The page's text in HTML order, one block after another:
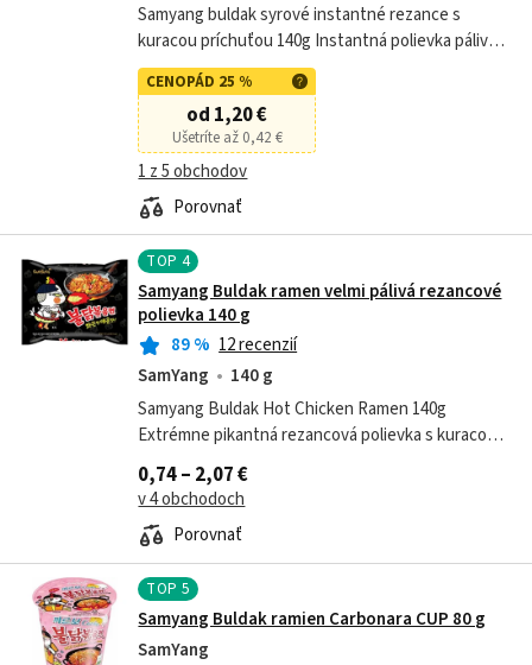
Samyang buldak syrové instantné rezance s
kuracou príchuťou 140g Instantná polievka pálivá.
Zloženie: Rezance (73,1%): - Pšenicná múka,
modifikovaný tapiokový škrob. -...
CENOPÁD 25 %
od 1,20 €
Ušetríte až 0,42 €
1 z 5 obchodov
Porovnať
TOP 4
Samyang Buldak ramen velmi pálivá rezancové
polievka 140 g
89% 12 recenzií
SamYang
140 g
Samyang Buldak Hot Chicken Ramen 140g
Extrémne pikantná rezancová polievka s kuracou
príchuťou Zloženie: Rezance: - Pšeničná múka ,
modifikovaný tapiokový škrob. -...
0,74 – 2,07 €
v 4 obchodoch
Porovnať
TOP 5
Samyang Buldak ramien Carbonara CUP 80 g
SamYang